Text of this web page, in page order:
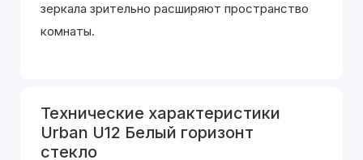
зеркала зрительно расширяют пространство
комнаты.
Технические характеристики
Urban U12 Белый горизонт
стекло